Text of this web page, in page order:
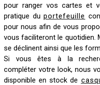
pour ranger vos cartes et
pratique duportefeuille
pour nous afin de vous
vous faciliteront le quotidien.
se déclinent ainsi que les
Si vous êtes à la
compléter votre look, nous
disponible en stock de